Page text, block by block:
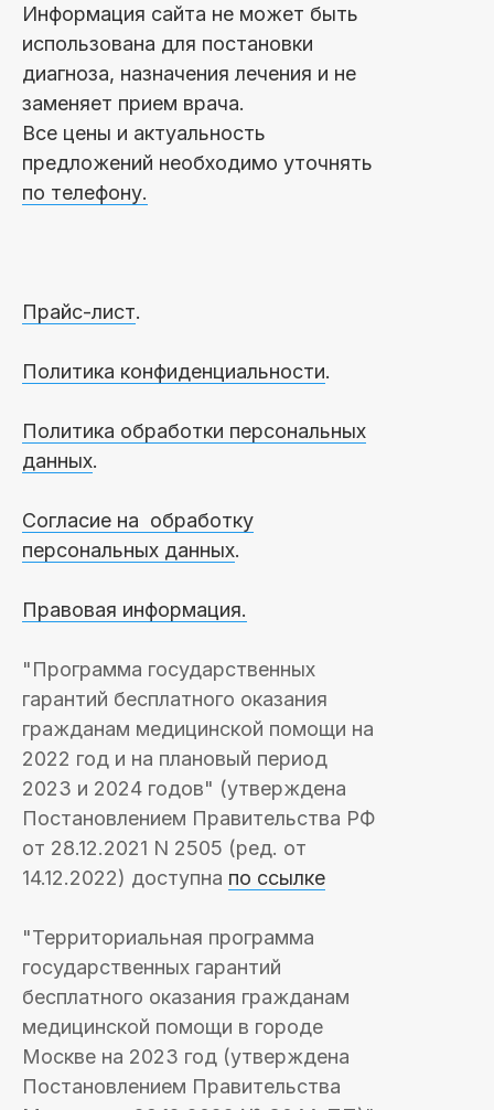
Информация сайта не может быть
использована для постановки
диагноза, назначения лечения и не
заменяет прием врача.
Все цены и актуальность
предложений необходимо уточнять
по телефону.
Прайс-лист.
Политика конфиденциальности.
Политика обработки персональных
данных.
Согласие на обработку
персональных данных.
Правовая информация.
"Программа государственных
гарантий бесплатного оказания
гражданам медицинской помощи на
2022 год и на плановый период
2023 и 2024 годов" (утверждена
Постановлением Правительства РФ
от 28.12.2021 N 2505 (ред. от
14.12.2022) доступна по ссылке
"Территориальная программа
государственных гарантий
бесплатного оказания гражданам
медицинской помощи в городе
Москве на 2023 год (утверждена
Постановлением Правительства